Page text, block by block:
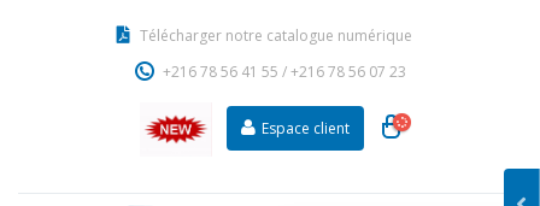
Télécharger notre catalogue numérique
+216 78 56 41 55 /+216 78 56 07 23
Espace client